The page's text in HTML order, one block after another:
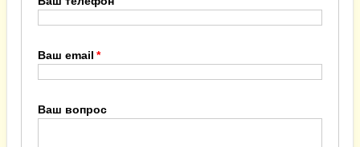
Ваш email
Ваш вопрос